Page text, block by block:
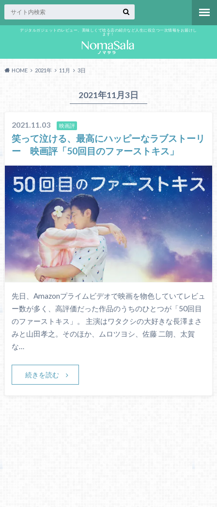
デジタルガジェットのレビュー、美味しくて唸る店の紹介など人生に役立つ一次情報をお届けし
ます！
HOME 2021年 11月 3日
2021年11月3日
2021.11.03 映画評
笑って泣ける、最高にハッピーなラブストーリ
ー 映画評「50回目のファーストキス」
先日、Amazonプライムビデオで映画を物色していてレビュ
ー数が多く、高評価だった作品のうちのひとつが「50回目
のファーストキス」。 主演はワタクシの大好きな長澤まさ
みと山田孝之。そのほか、ムロツヨシ、佐藤 二朗、太賀
な…
続きを読む